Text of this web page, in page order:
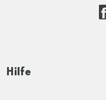
Hilfe